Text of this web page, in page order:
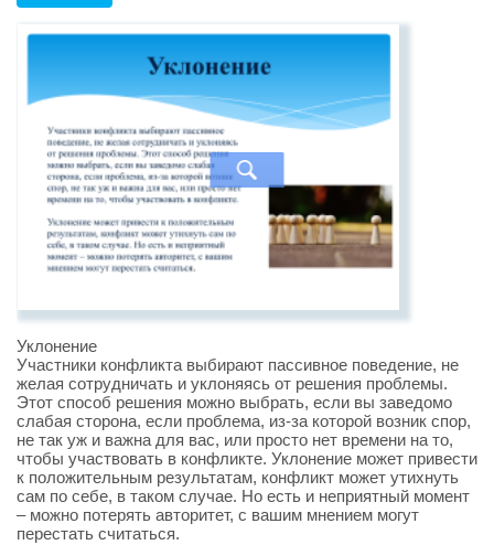
Уклонение
Участники конфликта выбирают пассивное поведение, не
желая сотрудничать и уклоняясь от решения проблемы.
Этот способ решения можно выбрать, если вы заведомо
слабая сторона, если проблема, из-за которой возник спор,
не так уж и важна для вас, или просто нет времени на то,
чтобы участвовать в конфликте. Уклонение может привести
к положительным результатам, конфликт может утихнуть
сам по себе, в таком случае. Но есть и неприятный момент
– можно потерять авторитет, с вашим мнением могут
перестать считаться.